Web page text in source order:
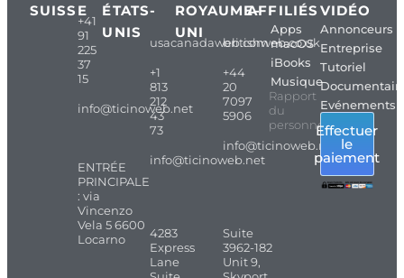
SUISSE
+41
91
225
37
15
info@ticinoweb.net
ENTRÉE
PRINCIPALE
: via
Vincenzo
Vela 5 6600
Locarno
ÉTATS-
UNIS
usacanadaweb.com
+1
813
212
43
73
info@ticinoweb.net
4283
Express
Lane
ROYAUME-
UNI
britishweb.co.uk
+44
20
7097
5906
info@ticinoweb.net
Suite
3962-182
Unit 9,
AFFILIÉS
Apps
macOS
iBooks
Musique
Rapport
du
personnel
VIDÉO
Annonceurs
Entreprise
Tutoriel
Evénements
Effectuer
le
paiement